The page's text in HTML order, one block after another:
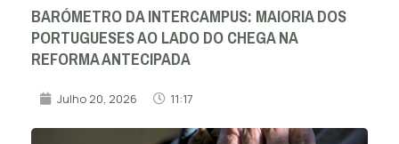
BARÓMETRO DA INTERCAMPUS: MAIORIA DOS
PORTUGUESES AO LADO DO CHEGA NA
REFORMA ANTECIPADA
Julho 20, 2026 11:17